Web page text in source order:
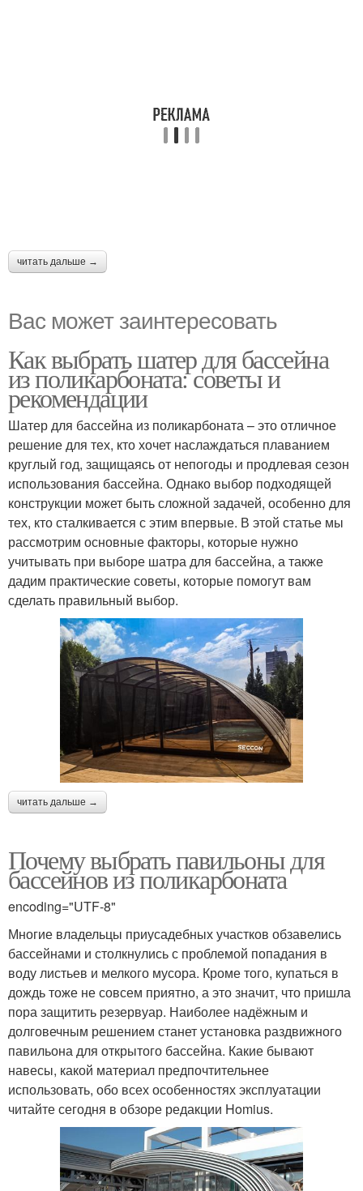
читать дальше →
Вас может заинтересовать
Как выбрать шатер для бассейна
из поликарбоната: советы и
рекомендации
Шатер для бассейна из поликарбоната – это отличное
решение для тех, кто хочет наслаждаться плаванием
круглый год, защищаясь от непогоды и продлевая сезон
использования бассейна. Однако выбор подходящей
конструкции может быть сложной задачей, особенно для
тех, кто сталкивается с этим впервые. В этой статье мы
рассмотрим основные факторы, которые нужно
учитывать при выборе шатра для бассейна, а также
дадим практические советы, которые помогут вам
сделать правильный выбор.
читать дальше →
Почему выбрать павильоны для
бассейнов из поликарбоната
encoding="UTF-8"
Многие владельцы приусадебных участков обзавелись
бассейнами и столкнулись с проблемой попадания в
воду листьев и мелкого мусора. Кроме того, купаться в
дождь тоже не совсем приятно, а это значит, что пришла
пора защитить резервуар. Наиболее надёжным и
долговечным решением станет установка раздвижного
павильона для открытого бассейна. Какие бывают
навесы, какой материал предпочтительнее
использовать, обо всех особенностях эксплуатации
читайте сегодня в обзоре редакции Homius.